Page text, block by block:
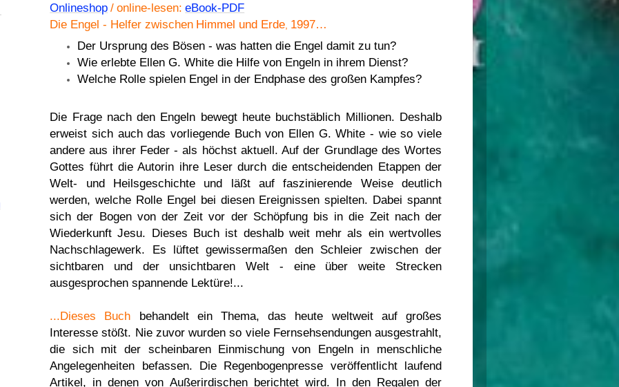
Onlineshop / online-lesen: eBook-PDF
Die Engel - Helfer zwischen Himmel und Erde 1997…
Der Ursprung des Bösen - was hatten die Engel damit zu tun?
Wie erlebte Ellen G. White die Hilfe von Engeln in ihrem Dienst?
Welche Rolle spielen Engel in der Endphase des großen Kampfes?
Die Frage nach den Engeln bewegt heute buchstäblich Millionen. Deshalb
erweist sich auch das vorliegende Buch von Ellen G. White - wie so viele
andere aus ihrer Feder - als höchst aktuell. Auf der Grundlage des Wortes
Gottes führt die Autorin ihre Leser durch die entscheidenden Etappen der
Welt- und Heilsgeschichte und läßt auf faszinierende Weise deutlich
werden, welche Rolle Engel bei diesen Ereignissen spielten. Dabei spannt
sich der Bogen von der Zeit vor der Schöpfung bis in die Zeit nach der
Wiederkunft Jesu. Dieses Buch ist deshalb weit mehr als ein wertvolles
Nachschlagewerk. Es lüftet gewissermaßen den Schleier zwischen der
sichtbaren und der unsichtbaren Welt - eine über weite Strecken
ausgesprochen spannende Lektüre!...
...Dieses Buch
behandelt ein Thema, das heute weltweit auf großes
Interesse stößt. Nie zuvor wurden so viele Fernsehsendungen ausgestrahlt,
die sich mit der scheinbaren Einmischung von Engeln in menschliche
Angelegenheiten befassen. Die Regenbogenpresse veröffentlicht laufend
Artikel, in denen von Außerirdischen berichtet wird. In den Regalen der